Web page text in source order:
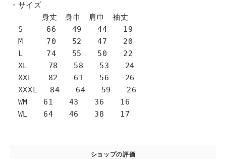
・サイズ
身丈 身巾 肩巾 袖丈
S 66 49 44 19
M 70 52 47 20
L 74 55 50 22
XL 78 58 53 24
XXL 82 61 56 26
XXXL 84 64 59 26
WM 61 43 36 16
WL 64 46 38 17
ショップの評価